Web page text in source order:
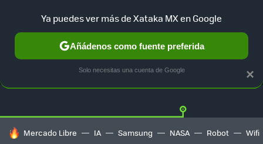
GUÍA DE COMPRAS MERCADO LIBRE
HOY SE HABLA DE
Mercado Libre IA Samsung NASA Robot Wifi
×
Ya puedes ver más de Xataka MX en Google
Añádenos como fuente preferida
Solo necesitas una cuenta de Google